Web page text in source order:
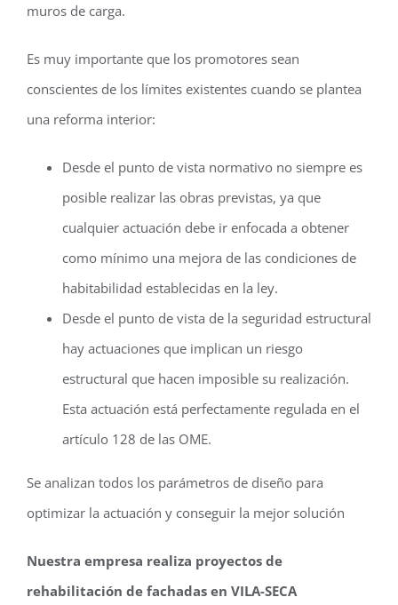
muros de carga.
Es muy importante que los promotores sean
conscientes de los límites existentes cuando se plantea
una reforma interior:
Desde el punto de vista normativo no siempre es
posible realizar las obras previstas, ya que
cualquier actuación debe ir enfocada a obtener
como mínimo una mejora de las condiciones de
habitabilidad establecidas en la ley.
Desde el punto de vista de la seguridad estructural
hay actuaciones que implican un riesgo
estructural que hacen imposible su realización.
Esta actuación está perfectamente regulada en el
artículo 128 de las OME.
Se analizan todos los parámetros de diseño para
optimizar la actuación y conseguir la mejor solución
Nuestra empresa realiza proyectos de
rehabilitación de fachadas en VILA-SECA